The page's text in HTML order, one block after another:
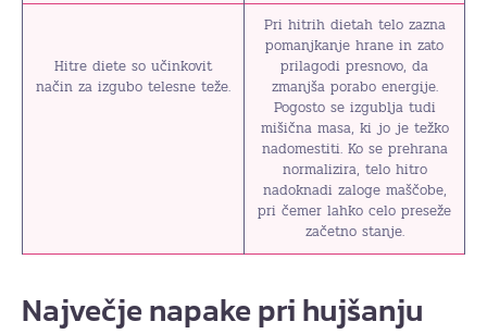
Hitre diete so učinkovit
način za izgubo telesne teže.
Pri hitrih dietah telo zazna
pomanjkanje hrane in zato
prilagodi presnovo, da
zmanjša porabo energije.
Pogosto se izgublja tudi
mišična masa, ki jo je težko
nadomestiti. Ko se prehrana
normalizira, telo hitro
nadoknadi zaloge maščobe,
pri čemer lahko celo preseže
začetno stanje.
Največje napake pri hujšanju